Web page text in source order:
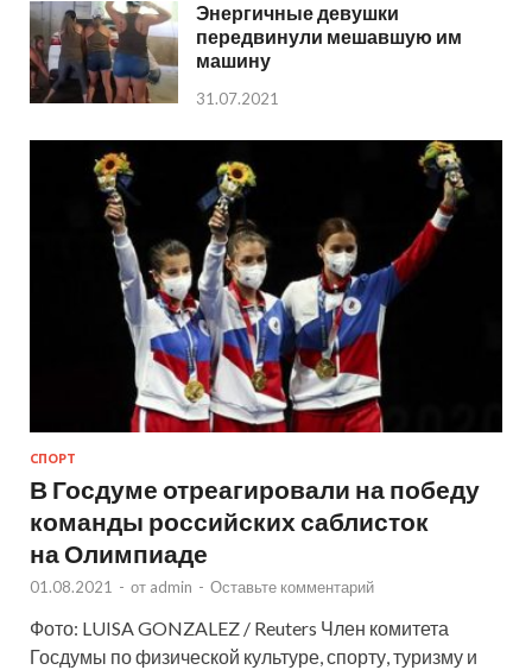
Энергичные девушки
передвинули мешавшую им
машину
31.07.2021
СПОРТ
В Госдуме отреагировали на победу
команды российских саблисток
на Олимпиаде
01.08.2021 - от admin - Оставьте комментарий
Фото: LUISA GONZALEZ / Reuters Член комитета
Госдумы по физической культуре, спорту, туризму и